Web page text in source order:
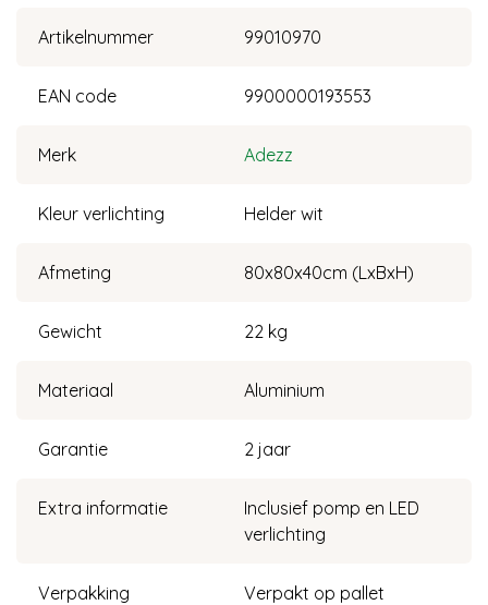
Artikelnummer 99010970
EAN code 9900000193553
Merk Adezz
Kleur verlichting Helder wit
Afmeting 80x80x40cm (LxBxH)
Gewicht 22 kg
Materiaal Aluminium
Garantie 2 jaar
Extra informatie
Inclusief pomp en LED
verlichting
Verpakking Verpakt op pallet